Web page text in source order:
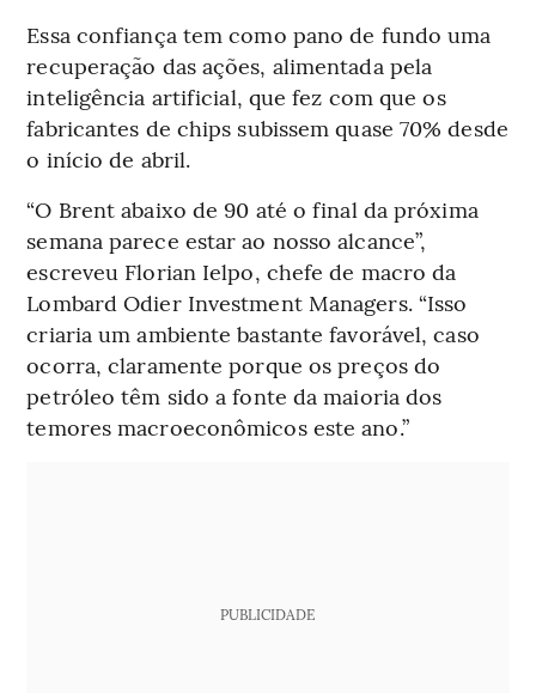
Essa confiança tem como pano de fundo uma
recuperação das ações, alimentada pela
inteligência artificial, que fez com que os
fabricantes de chips subissem quase 70% desde
o início de abril.
“O Brent abaixo de 90 até o final da próxima
semana parece estar ao nosso alcance”,
escreveu Florian Ielpo, chefe de macro da
Lombard Odier Investment Managers. “Isso
criaria um ambiente bastante favorável, caso
ocorra, claramente porque os preços do
petróleo têm sido a fonte da maioria dos
temores macroeconômicos este ano.”
PUBLICIDADE